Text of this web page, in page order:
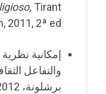
Tirant
2011, 2ª ed)
إمكانية نظرية
والتفاعل
برشلونة، 2012، الطبعة الثانية. (